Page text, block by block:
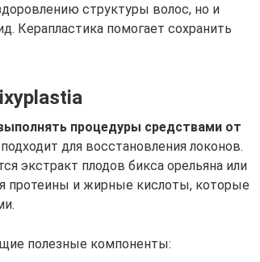
структуры волос, но и
Керапластика помогает сохранить
процедуры средствами от
для восстановления локонов.
экстракт плодов бикса орельяна или
протеины и жирные кислоты, которые
полезные компоненты: